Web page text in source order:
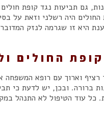
גם תביעות נגד קופת
החולים היה רשלני וזאת על
היא זו שגרמה לנזק
החולים
וארוך עם רופא
ברורה. ובכן, יש לדעת כי
כל עוד הטיפול לא התנהל